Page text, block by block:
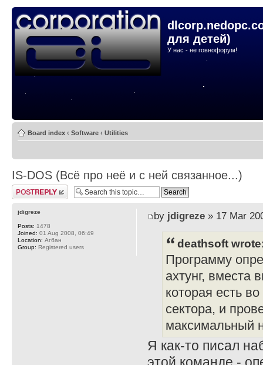
для детей)
У нас - не говнофорум!
Board index ‹ Software ‹ Utilities
IS-DOS (Всё про неё и с ней связанное...)
Post a reply
by jdigreze» 17 Mar
deathsoft
Программу
ахтунг, вместа
которая есть
сектора, и
максимальный
Я как-то писал
jdigreze
Posts: 1478
Joined: 01 Aug 2008, 06:49
Location: Агбан
Group: Registered users